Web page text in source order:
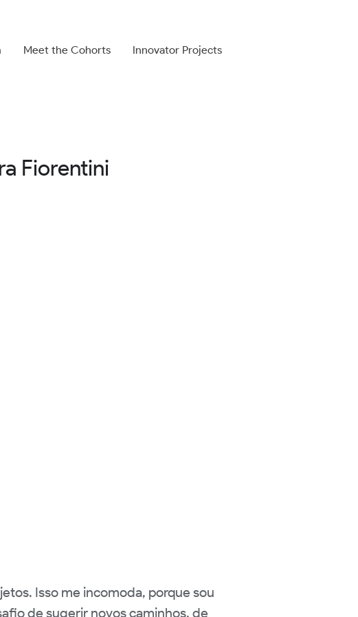
Meet the Cohorts Innovator Projects
Fiorentini
Isso me incomoda, porque sou
de sugerir novos caminhos, de